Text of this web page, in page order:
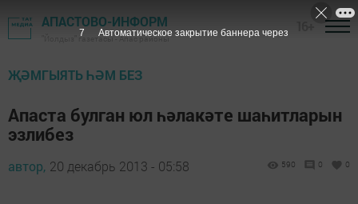
АПАСТОВО-ИНФОРМ
"Йолдыз" газетасы - Апас районы
ҖӘМГЫЯТЬ ҺӘМ БЕЗ
Апаста булган юл һәлакәте шаһитларын
эзлибез
автор, 20 декабрь 2013 - 05:58 590 0 0
6 Автоматическое закрытие баннера через